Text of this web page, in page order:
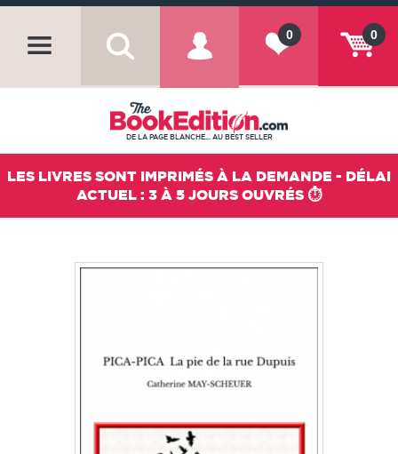
0
0
DE LA PAGE BLANCHE... AU BEST SELLER
LES LIVRES SONT IMPRIMÉS À LA DEMANDE - DÉLAI
ACTUEL : 3 À 5 JOURS OUVRÉS ⏱️